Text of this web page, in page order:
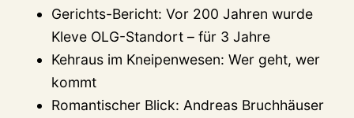
Gerichts-Bericht: Vor 200 Jahren wurde
Kleve OLG-Standort – für 3 Jahre
Kehraus im Kneipenwesen: Wer geht, wer
kommt
Romantischer Blick: Andreas Bruchhäuser